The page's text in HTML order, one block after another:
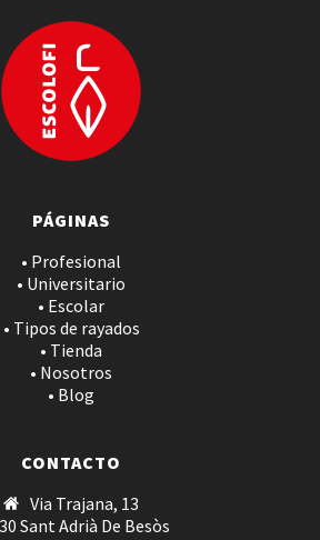
PÁGINAS
• Profesional
• Universitario
• Escolar
• Tipos de rayados
• Tienda
• Nosotros
• Blog
CONTACTO
Via Trajana, 13
Sant Adrià De Besòs